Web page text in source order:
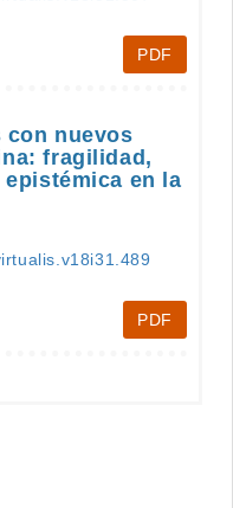
PDF
nuevos
fragilidad,
en la
PDF